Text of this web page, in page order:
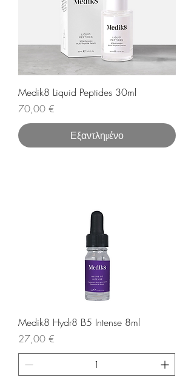
Medik8 Liquid Peptides 30ml
Τιμή
70,00 €
Εξαντλημένο
Medik8 Hydr8 B5 Intense 8ml
Τιμή
27,00 €